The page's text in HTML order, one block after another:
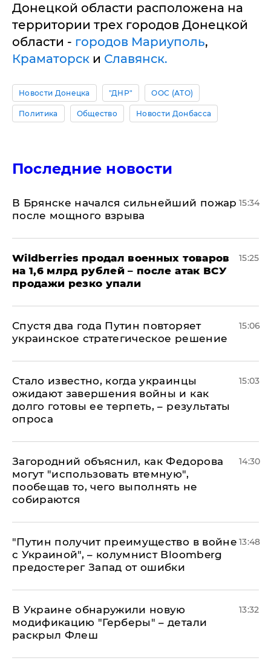
Донецкой области расположена на
территории трех городов Донецкой
области - городов Мариуполь,
Краматорск и Славянск.
Новости Донецка "ДНР" ООС (АТО)
Политика Общество Новости Донбасса
Последние новости
В Брянске начался сильнейший пожар
после мощного взрыва
15:34
​Wildberries продал военных товаров
на 1,6 млрд рублей – после атак ВСУ
продажи резко упали
15:25
Спустя два года Путин повторяет
украинское стратегическое решение
15:06
Стало известно, когда украинцы
ожидают завершения войны и как
долго готовы ее терпеть, – результаты
опроса
15:03
Загородний объяснил, как Федорова
могут "использовать втемную",
пообещав то, чего выполнять не
собираются
14:30
"Путин получит преимущество в войне
с Украиной", – колумнист Bloomberg
предостерег Запад от ошибки
13:48
В Украине обнаружили новую
модификацию "Герберы" – детали
раскрыл Флеш
13:32